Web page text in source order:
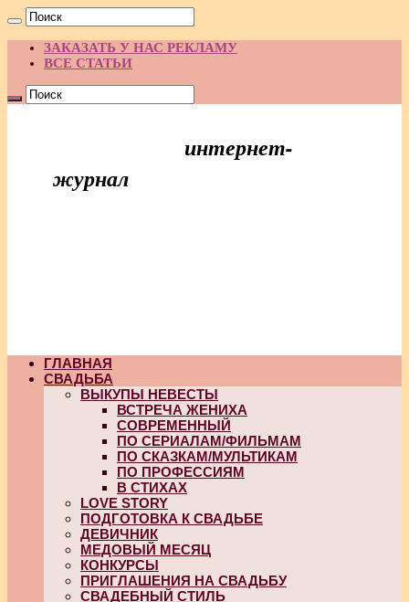
ЗАКАЗАТЬ У НАС РЕКЛАМУ
ВСЕ СТАТЬИ
интернет-
журнал
ГЛАВНАЯ
СВАДЬБА
ВЫКУПЫ НЕВЕСТЫ
ВСТРЕЧА ЖЕНИХА
СОВРЕМЕННЫЙ
ПО СЕРИАЛАМ/ФИЛЬМАМ
ПО СКАЗКАМ/МУЛЬТИКАМ
ПО ПРОФЕССИЯМ
В СТИХАХ
LOVE STORY
ПОДГОТОВКА К СВАДЬБЕ
ДЕВИЧНИК
МЕДОВЫЙ МЕСЯЦ
КОНКУРСЫ
ПРИГЛАШЕНИЯ НА СВАДЬБУ
СВАДЕБНЫЙ СТИЛЬ